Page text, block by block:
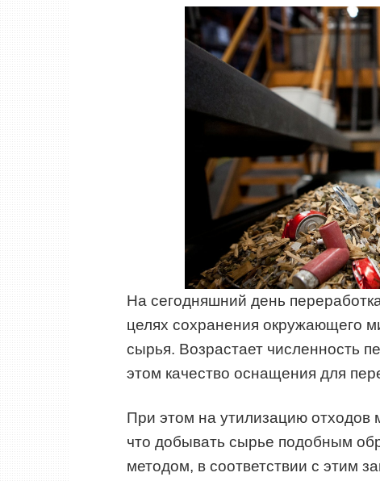
На сегодняшний день
целях сохранения окружающего
сырья. Возрастает численность
этом качество оснащения для
При этом на утилизацию
что добывать сырье подобным
методом, в соответствии с этим